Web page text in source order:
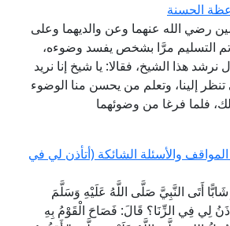
الحسنة
رضي الله عنهما وعن والديهما وعلى
التسليم مرَّا بشخص يفسد وضوءه،
نرشد هذا الشيخ، فقالا: يا شيخ إنا نريد
إلينا، وتعلم من يحسن منا الوضوء
فلما فرغا من وضوئهما
والأسئلة الشائكة (أتأذن لي في
أَتَى النَّبِيَّ صَلَّى اللَّهُ عَلَيْهِ وَسَلَّمَ
لِي فِي الزِّنَا؟ قَالَ: فَصَاحَ الْقَوْمُ بِهِ